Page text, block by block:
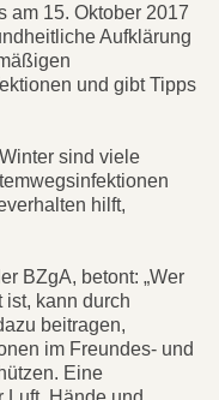
am 15. Oktober 2017
Aufklärung
und gibt Tipps
sind viele
hilft,
BZgA, betont: „Wer
ist, kann durch
beitragen,
im Freundes- und
Eine